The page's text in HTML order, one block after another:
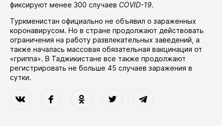
фиксируют менее 300 случаев COVID-19.
Туркменистан официально не объявил о зараженных
коронавирусом. Но в стране продолжают действовать
ограничения на работу развлекательных заведений, а
также началась массовая обязательная вакцинация от
«гриппа». В Таджикистане все также продолжают
регистрировать не больше 45 случаев заражения в
сутки.